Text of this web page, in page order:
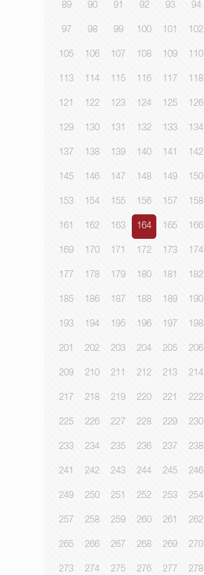
89 90 91 92 93 94
97 98 99 100 101 102
105 106 107 108 109 110
113 114 115 116 117 118
121 122 123 124 125 126
129 130 131 132 133 134
137 138 139 140 141 142
145 146 147 148 149 150
153 154 155 156 157 158
161 162 163 164 165 166
169 170 171 172 173 174
177 178 179 180 181 182
185 186 187 188 189 190
193 194 195 196 197 198
201 202 203 204 205 206
209 210 211 212 213 214
217 218 219 220 221 222
225 226 227 228 229 230
233 234 235 236 237 238
241 242 243 244 245 246
249 250 251 252 253 254
257 258 259 260 261 262
265 266 267 268 269 270
273 274 275 276 277 278